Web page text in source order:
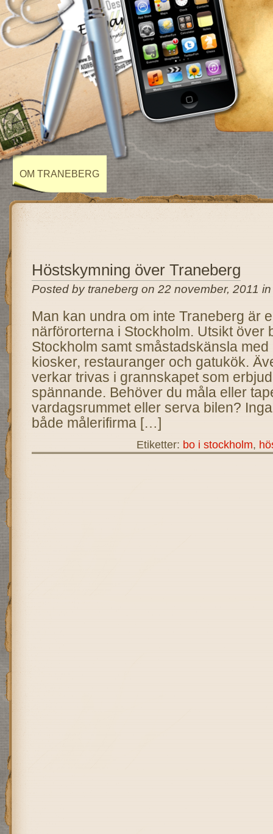
OM TRANEBERG
Höstskymning över Traneberg
Posted by traneberg on 22 november, 2011 in
Man kan undra om inte Traneberg är
närförorterna i Stockholm. Utsikt över
Stockholm samt småstadskänsla med
kiosker, restauranger och gatukök.
verkar trivas i grannskapet som
spännande. Behöver du måla eller
vardagsrummet eller serva bilen?
både målerifirma […]
Etiketter: bo i stockholm,